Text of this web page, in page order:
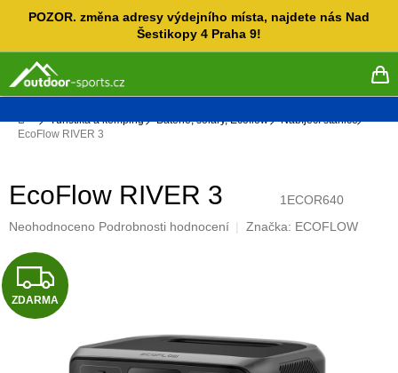
POZOR. změna adresy výdejního místa, najdete nás Nad
Šestikopy 4 Praha 9!
Domů
Turistika a kemping Baterie, soláry, Ecoflow
Nabíjecí stanice
EcoFlow RIVER 3
EcoFlow RIVER 3
1ECOR640
Průměrné
produktu
0,0
z
Neohodnoceno Podrobnosti hodnocení Značka: ECOFLOW
Z
D
A
ZDARMA